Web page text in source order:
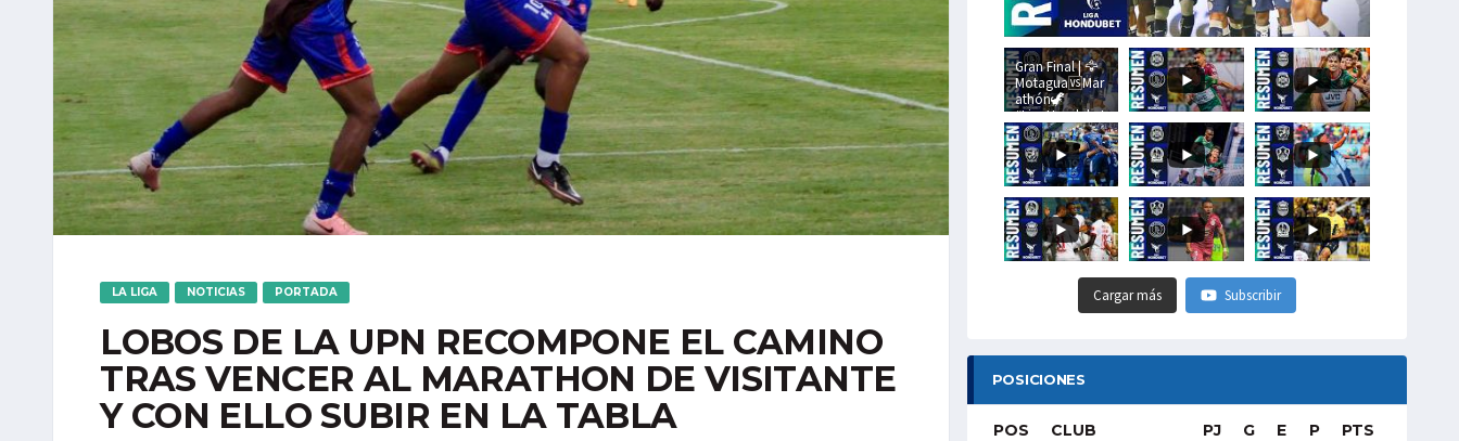
LA LIGA NOTICIAS PORTADA
LOBOS DE LA UPN RECOMPONE EL CAMINO
TRAS VENCER AL MARATHON DE VISITANTE
Y CON ELLO SUBIR EN LA TABLA
Gran Final | 🦅
Motagua🆚Mar
athón🦖
#LigaHondubet
Cargar más Subscribir
POSICIONES
POS CLUB PJ G E P PTS